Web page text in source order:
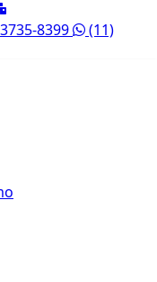
8399
(11)